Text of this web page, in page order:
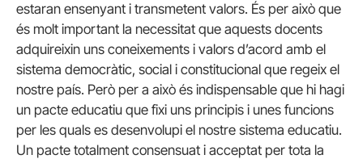
estaran ensenyant i transmetent valors. És per això que
és molt important la necessitat que aquests docents
adquireixin uns coneixements i valors d’acord amb el
sistema democràtic, social i constitucional que regeix el
nostre país. Però per a això és indispensable que hi hagi
un pacte educatiu que fixi uns principis i unes funcions
per les quals es desenvolupi el nostre sistema educatiu.
Un pacte totalment consensuat i acceptat per tota la